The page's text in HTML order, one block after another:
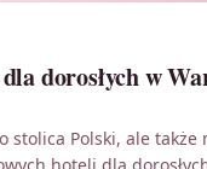
dorosłych w
stolica Polski, ale także